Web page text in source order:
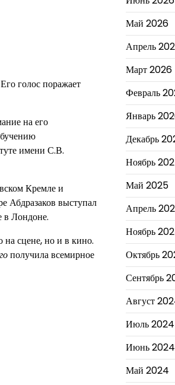
голос поражает
на его
имени С.В.
Кремле и
Абдразаков выступал
в Лондоне.
на сцене, но и в кино.
получила всемирное
Май 2026
Апрель
Март 2026
Февраль
Январь
Декабрь
Ноябрь
Май 2025
Апрель
Ноябрь
Октябрь
Сентябрь
Август
Июль 2024
Июнь 2024
Май 2024